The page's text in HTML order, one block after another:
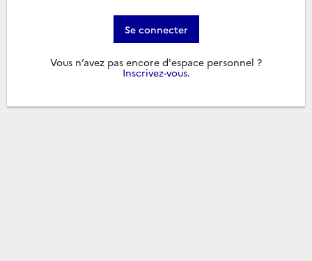
Se connecter
Vous n’avez pas encore d'espace personnel ?
Inscrivez-vous.